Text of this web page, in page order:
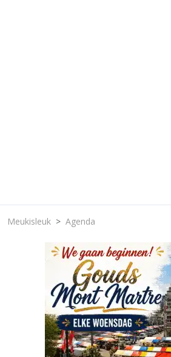
Meukisleuk Agenda